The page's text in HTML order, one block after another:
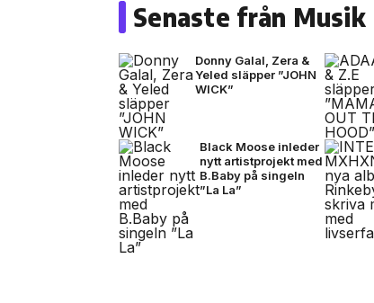
Senaste från Musik
Donny Galal, Zera &
Yeled släpper ”JOHN
WICK”
Black Moose inleder
nytt artistprojekt med
B.Baby på singeln
”La La”